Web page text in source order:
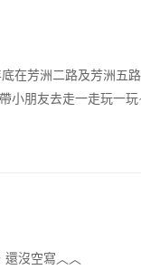
在芳洲二路及芳洲五
小朋友去走一走玩一玩
還沒空寫︿︿